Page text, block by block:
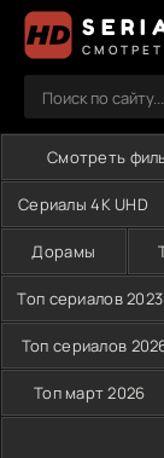
Смотреть
Сериалы 4K UHD
Дорамы
Топ сериалов 2023
Топ сериалов
Топ март 2026